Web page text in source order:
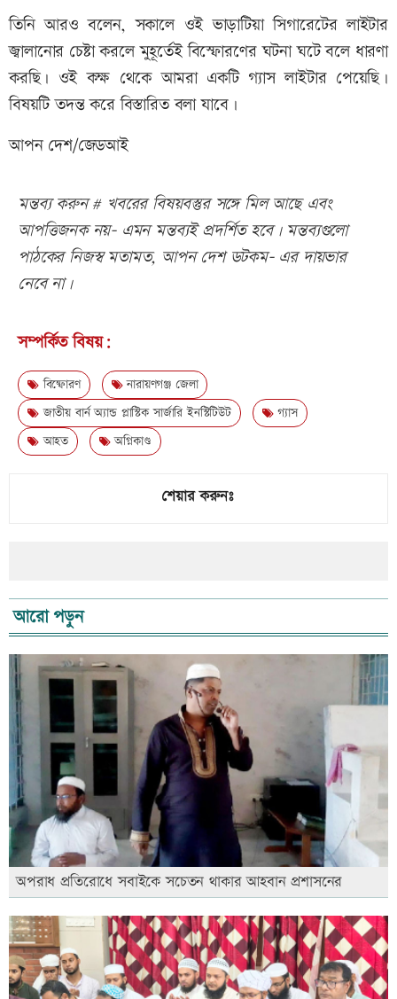
তিনি আরও বলেন, সকালে ওই ভাড়াটিয়া সিগারেটের লাইটার
জ্বালানোর চেষ্টা করলে মুহূর্তেই বিস্ফোরণের ঘটনা ঘটে বলে ধারণা
করছি। ওই কক্ষ থেকে আমরা একটি গ্যাস লাইটার পেয়েছি।
বিষয়টি তদন্ত করে বিস্তারিত বলা যাবে।
আপন দেশ/জেডআই
মন্তব্য করুন # খবরের বিষয়বস্তুর সঙ্গে মিল আছে এবং
আপত্তিজনক নয়- এমন মন্তব্যই প্রদর্শিত হবে। মন্তব্যগুলো
পাঠকের নিজস্ব মতামত, আপন দেশ ডটকম- এর দায়ভার
নেবে না।
সম্পর্কিত বিষয়:
বিষ্ফোরণ
নারায়ণগঞ্জ জেলা
জাতীয় বার্ন অ্যান্ড প্লাস্টিক সার্জারি ইনস্টিটিউট
গ্যাস
আহত
অগ্নিকাণ্ড
শেয়ার করুনঃ
আরো পড়ুন
অপরাধ প্রতিরোধে সবাইকে সচেতন থাকার আহবান প্রশাসনের